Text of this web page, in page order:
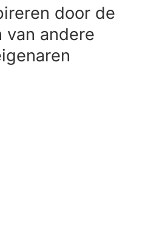
door de
van andere